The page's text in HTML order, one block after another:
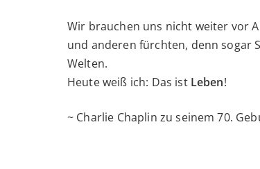
Wir brauchen uns nicht weiter vor
und anderen fürchten, denn sogar
Welten.
Heute weiß ich: Das ist Leben!
~ Charlie Chaplin zu seinem 70.